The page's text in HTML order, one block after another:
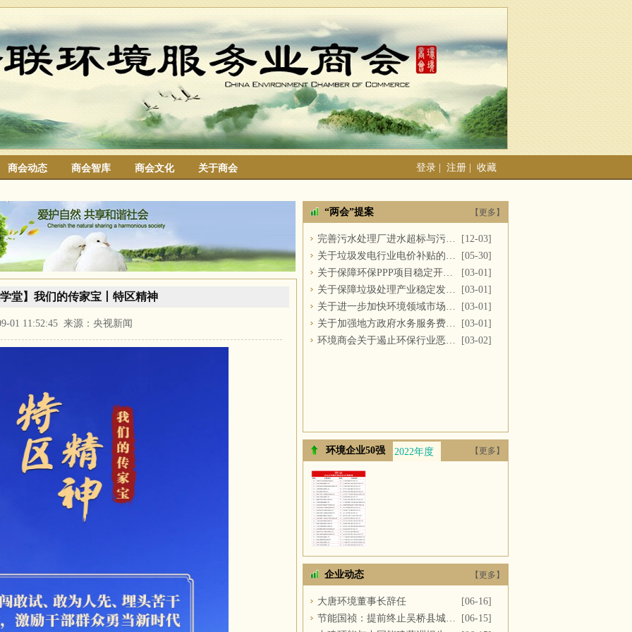
商会动态 商会智库 商会文化 关于商会 登录 注册 收藏
堂】我们的传家宝丨特区精神
01 11:52:45 来源：央视新闻
“两会”提案 【更多】
完善污水处理厂进水超标与污泥处置
[12-03]
关于垃圾发电行业电价补贴的建议
[05-30]
关于保障环保PPP项目稳定开展的提案
[03-01]
关于保障垃圾处理产业稳定发展的议案
[03-01]
关于进一步加快环境领域市场化改革的议案
[03-01]
关于加强地方政府水务服务费用支付的议案
[03-01]
环境商会关于遏止环保行业恶性竞争的提案
[03-02]
环境企业50强 2022年度 2021年度 2020年度
【更多】
企业动态 【更多】
大唐环境董事长辞任
[06-16]
节能国祯：提前终止吴桥县城区污水处理厂PPP项目合同
[06-15]